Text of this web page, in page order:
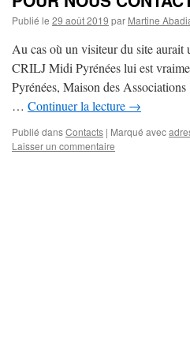
Publié le 29 août 2019 par Martine
Au cas où un visiteur du site aurait
CRILJ Midi Pyrénées lui est
Pyrénées, Maison des
… Continuer la lecture →
Publié dansContacts | Marqué avec
Laisser un commentaire